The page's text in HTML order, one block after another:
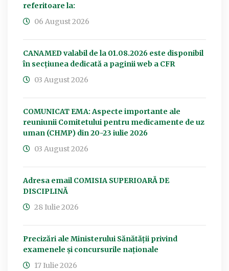
referitoare la:
06 August 2026
CANAMED valabil de la 01.08.2026 este disponibil
în secțiunea dedicată a paginii web a CFR
03 August 2026
COMUNICAT EMA: Aspecte importante ale
reuniunii Comitetului pentru medicamente de uz
uman (CHMP) din 20-23 iulie 2026
03 August 2026
Adresa email COMISIA SUPERIOARĂ DE
DISCIPLINĂ
28 Iulie 2026
Precizări ale Ministerului Sănătății privind
examenele și concursurile naționale
17 Iulie 2026